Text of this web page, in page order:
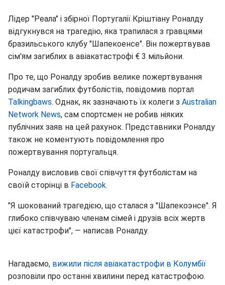
Лідер "Реала" і збірної Португалії Кріштіану Роналду
відгукнувся на трагедію, яка трапилася з гравцями
бразильського клубу "Шапекоенсе". Він пожертвував
сім'ям загиблих в авіакатастрофі € 3 мільйони.
Про те, що Роналду зробив велике пожертвування
родичам загиблих футболістів, повідомив портал
Talkingbaws. Однак, як зазначають їх колеги з Australian
Network News, сам спортсмен не робив ніяких
публічних заяв на цей рахунок. Представники Роналду
також не коментують повідомлення про
пожертвування португальця.
Роналду висловив свої співчуття футболістам на
своїй сторінці в Facebook.
"Я шокований трагедією, що сталася з "Шапекоэнсе". Я
глибоко співчуваю членам сімей і друзів всіх жертв
цієї катастрофи", — написав Роналду.
Нагадаємо, вижили після авіакатастрофи в Колумбії
розповіли про останні хвилини перед катастрофою.